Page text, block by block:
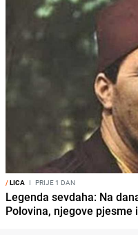
/LICA I PRIJE 1 DAN
Legenda sevdaha: Na
Polovina, njegove pjesme